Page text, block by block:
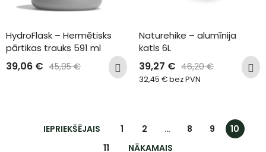
HydroFlask – Hermētisks
pārtikas trauks 591 ml
39,06 € 45,95€
Naturehike – alumīnija
katls 6L
39,27 € 46,20€
32,45 €bez PVN
IEPRIEKŠĒJAIS 1 2 … 8 9
10
11
NĀKAMAIS